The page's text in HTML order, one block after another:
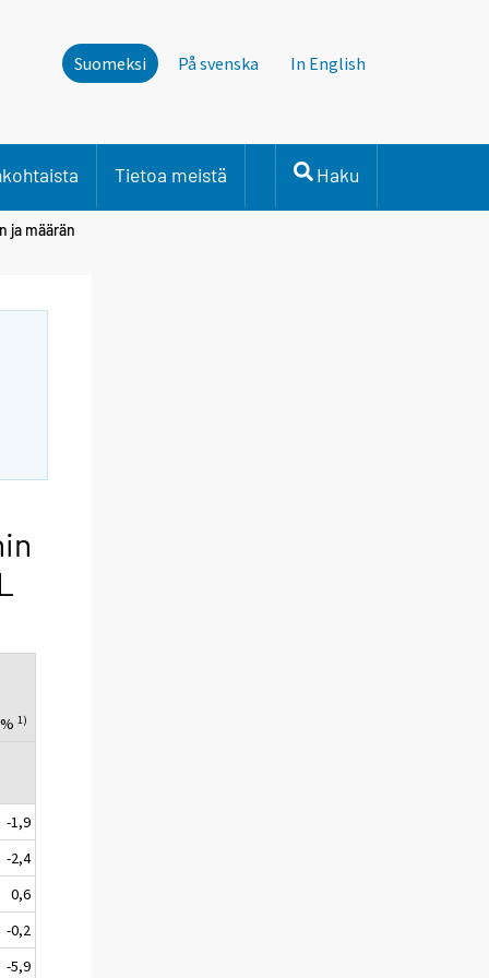
Suomeksi På svenska In English
Tietoa meistä Haku
ja määrän
%1)
-1,9
-2,4
0,6
-0,2
-5,9